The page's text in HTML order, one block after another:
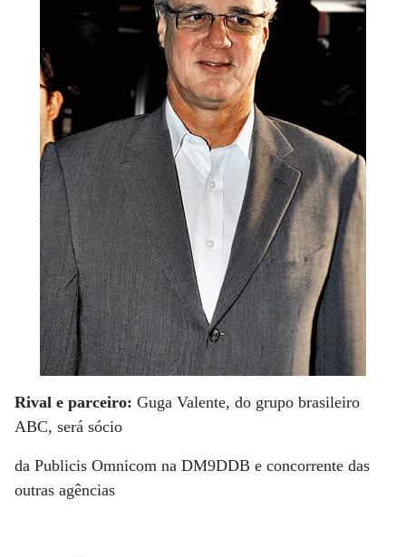
Rival e parceiro: Guga Valente, do grupo brasileiro
ABC, será sócio
da Publicis Omnicom na DM9DDB e concorrente das
outras agências